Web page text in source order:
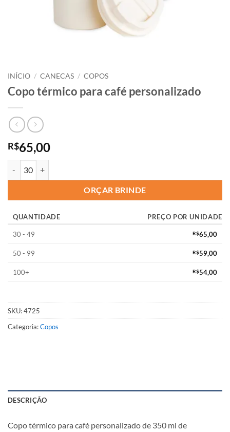
INÍCIO / CANECAS / COPOS
Copo térmico para café personalizado
R$65,00
ORÇAR BRINDE
QUANTIDADE PREÇO POR UNIDADE
30 - 49 R$65,00
50 - 99 R$59,00
100+ R$54,00
SKU:4725
Categoria:Copos
DESCRIÇÃO
Copo térmico para café personalizado de 350 ml de